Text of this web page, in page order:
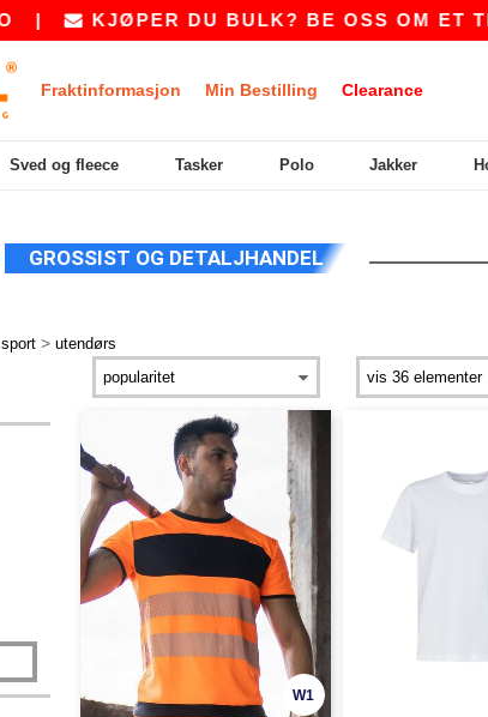
KJØPER DU BULK? BE OSS OM ET
Fraktinformasjon Min Bestilling Clearance
Sved og fleece Tasker Polo Jakker
GROSSIST OG DETALJHANDEL
sport > utendørs
W1